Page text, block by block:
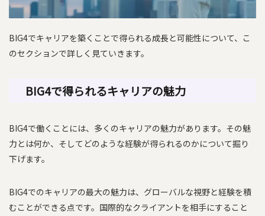
BIG4でキャリアを築くことで得られる成長と可能性について、こ
のセクションで詳しく見ていきます。
BIG4で得られるキャリアの魅力
BIG4で働くことには、多くのキャリアの魅力があります。その魅
力とは何か、そしてどのような経験が得られるのかについて掘り
下げます。
BIG4でのキャリアの最大の魅力は、グローバルな視野と経験を積
むことができる点です。国際的なクライアントを相手にすること